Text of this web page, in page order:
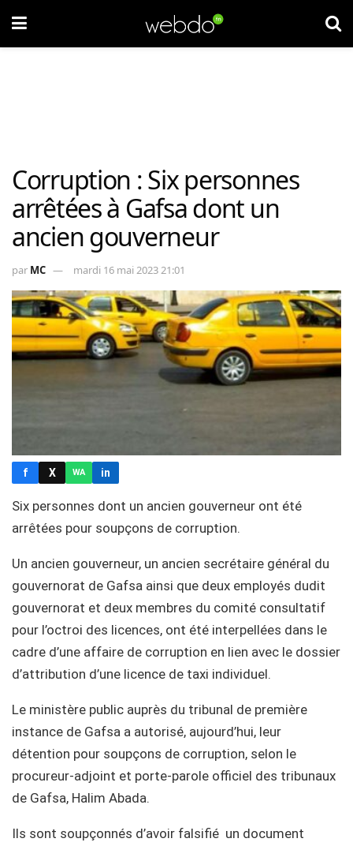
Corruption : Six personnes
arrêtées à Gafsa dont un
ancien gouverneur
par MC mardi 16 mai 2023 21:01
f X WA in
Six personnes dont un ancien gouverneur ont été
arrêtées pour soupçons de corruption.
Un ancien gouverneur, un ancien secrétaire général du
gouvernorat de Gafsa ainsi que deux employés dudit
gouvernorat et deux membres du comité consultatif
pour l’octroi des licences, ont été interpellées dans le
cadre d’une affaire de corruption en lien avec le dossier
d’attribution d’une licence de taxi individuel.
Le ministère public auprès du tribunal de première
instance de Gafsa a autorisé, aujourd’hui, leur
détention pour soupçons de corruption, selon le
procureur-adjoint et porte-parole officiel des tribunaux
de Gafsa, Halim Abada.
Ils sont soupçonnés d’avoir falsifié un document